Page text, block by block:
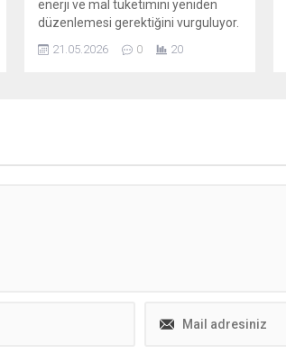
enerji ve mal tüketimini yeniden
düzenlemesi gerektiğini vurguluyor.
Yetkililer, mevcut yönetim
yöntemlerinin artık ülkenin
benzin kullanımının kontrol altına
21.05.2026 0 20